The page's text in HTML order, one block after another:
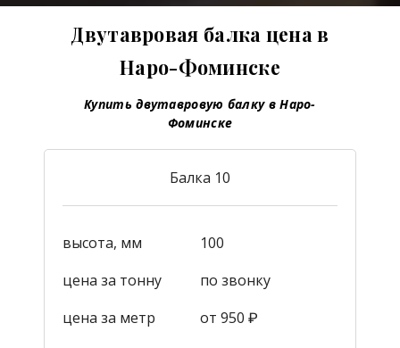
Двутавровая балка цена в
Наро-Фоминске
Купить двутавровую балку в Наро-
Фоминске
Балка 10
высота, мм
100
цена за тонну
по звонку
цена за метр
от 950 ₽